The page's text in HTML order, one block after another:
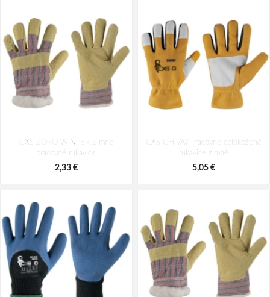
športové rukavice
9,50 €
pletené rukavice
6,78 €
CXS ZORO WINTER Zimné
pracovné rukavice
2,33 €
CXS CHIVAY Pracovné celokožené
rukavice zimné
5,05 €